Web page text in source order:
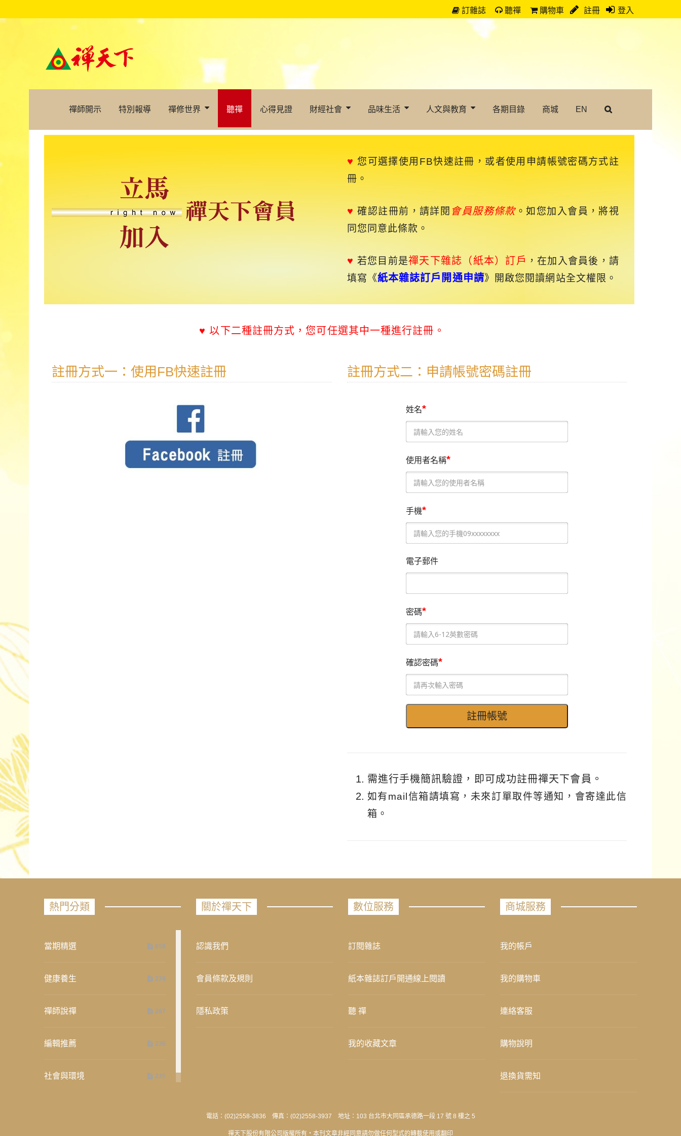
訂雜誌 聽禪 購物車 註冊 登入
禪師開示 特別報導 禪修世界 聽禪 心得見證 財經社會 品味生活 人文與教育 各期目錄 商城 EN
♥ 您可選擇使用FB快速註冊，或者使用申請帳號密碼方式註
冊。
♥確認註冊前，請詳閱 會員服務條款。如您加入會員，將視
同您同意此條款。
♥ 若您目前是禪天下雜誌（紙本）訂戶 ，在加入會員後，請
填寫《紙本雜誌訂戶開通申請》開啟您閱讀網站全文權限。
♥ 以下二種註冊方式，您可任選其中一種進行註冊。
註冊方式一：使用FB快速註冊 註冊方式二：申請帳號密碼註冊
姓名*
使用者名稱*
手機*
電子郵件
密碼*
確認密碼*
需進行手機簡訊驗證，即可成功註冊禪天下會員。
如有mail信箱請填寫，未來訂單取件等通知，會寄達此信
箱。
熱門分類
當期精選 658
健康養生 276
禪師說禪 267
編輯推薦 236
社會與環境 235
關於禪天下
認識我們
會員條款及規則
隱私政策
數位服務
訂閱雜誌
紙本雜誌訂戶開通線上閱讀
聽 禪
我的收藏文章
商城服務
我的帳戶
我的購物車
連絡客服
購物說明
退換貨需知
電話：(02)2558-3836 傳真：(02)2558-3937 地址：103 台北市大同區承德路一段 17 號 8 樓之 5
禪天下股份有限公司版權所有‧本刊文章非經同意請勿做任何型式的轉載使用或翻印